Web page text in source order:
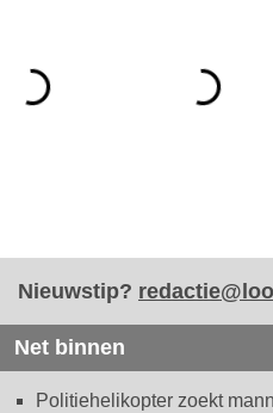
Nieuwstip?
Net binnen
Politiehelikopter zoekt